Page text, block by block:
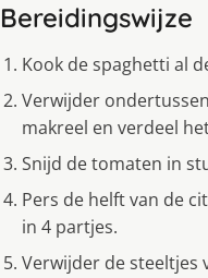
Bereidingswijze
Kook de spaghetti al
Verwijder
makreel en verdeel
Snijd de tomaten in
Pers de helft van de
in 4 partjes.
Verwijder de steeltjes